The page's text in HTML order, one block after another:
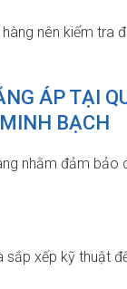
nên kiểm tra
ÁP TẠI
BẠCH
nhằm đảm bảo
sắp xếp kỹ thuật